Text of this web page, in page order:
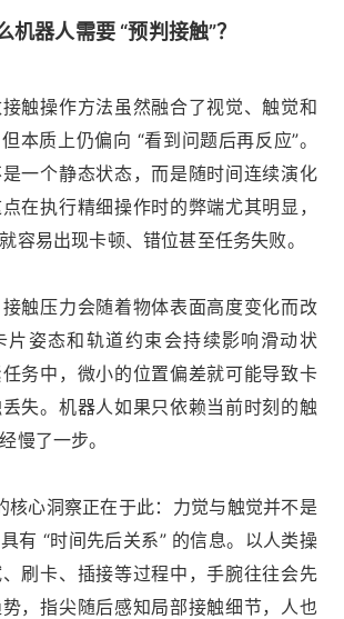
机器人需要 “预判接触”？
触操作方法虽然融合了视觉、触觉和
本质上仍偏向 “看到问题后再反应”。
一个静态状态，而是随时间连续演化
在执行精细操作时的弊端尤其明显，
容易出现卡顿、错位甚至任务失败。
触压力会随着物体表面高度变化而改
片姿态和轨道约束会持续影响滑动状
务中，微小的位置偏差就可能导致卡
失。机器人如果只依赖当前时刻的触
慢了一步。
心洞察正在于此：力觉与触觉并不是
有 “时间先后关系” 的信息。以人类操
刷卡、插接等过程中，手腕往往会先
，指尖随后感知局部接触细节，人也